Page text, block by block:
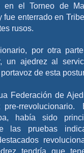
en el Torneo de
fue enterrado en
rusos.
por otra
un ajedrez al
de esta
Federación de
pre-
había sido
las pruebas